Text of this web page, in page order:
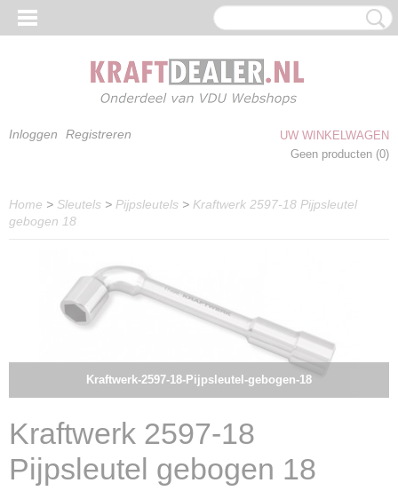
Inloggen Registreren
UW WINKELWAGEN
Geen producten (0)
Home > Sleutels > Pijpsleutels > Kraftwerk 2597-18 Pijpsleutel
gebogen 18
Kraftwerk-2597-18-Pijpsleutel-gebogen-18
Kraftwerk 2597-18
Pijpsleutel gebogen 18